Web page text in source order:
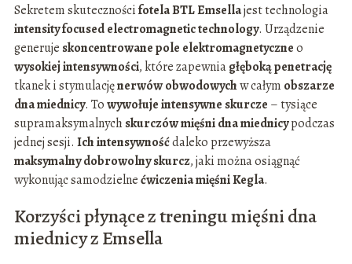
Sekretem skutecznościfotela BTL Emsellajest technologia
intensity focused electromagnetic technology. Urządzenie
generuje skoncentrowane pole elektromagnetyczneo
wysokiej intensywności, które zapewniagłęboką penetrację
tkanek i stymulacjęnerwów obwodowychw całym obszarze
dna miednicy. Towywołuje intensywne skurcze – tysiące
supramaksymalnychskurczów mięśni dna miednicypodczas
jednej sesji. Ich intensywnośćdaleko przewyższa
maksymalny dobrowolny skurcz, jaki można osiągnąć
wykonując samodzielnećwiczenia mięśni Kegla.
Korzyści płynące z treningu mięśni dna
miednicy z Emsella